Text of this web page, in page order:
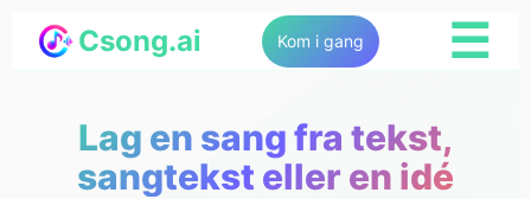
Csong.ai Kom i gang ☰
Lag en sang fra tekst,
sangtekst eller en idé